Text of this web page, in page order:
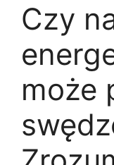
Czy
może